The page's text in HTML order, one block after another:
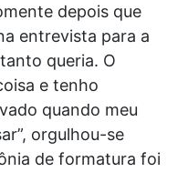
depois que
entrevista para a
queria. O
e tenho
quando meu
orgulhou-se
de formatura foi